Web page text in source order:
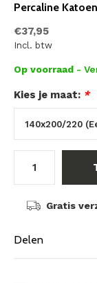
Percaline Katoen
€37,95
Incl. btw
Op voorraad -
Kies je maat: *
Gratis
Delen